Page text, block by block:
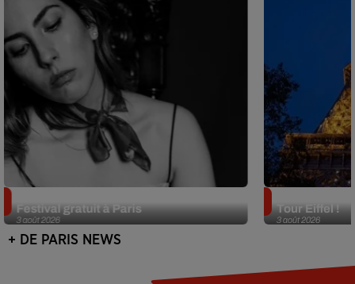
3 août 2026
Festival gratuit à Paris
3 août 2026
Tour Eiffel !
+ DE PARIS NEWS